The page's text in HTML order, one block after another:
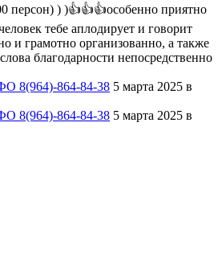
персон) ) )👍👍👍особенно приятно
тебе аплодирует и говорит
и грамотно организованно, а также
благодарности непосредственно
8(964)-864-84-38 5 марта 2025 в
8(964)-864-84-38 5 марта 2025 в